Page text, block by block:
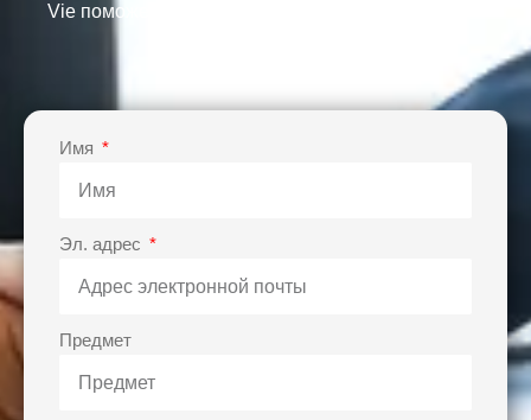
Vie поможет вам добиться успеха в бизнесе.
Имя
Эл. адрес
Предмет